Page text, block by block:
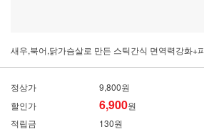
새우,북어,닭가슴살로 만든 스틱간식 면역력강화+
정상가
9,800원
할인가
6,900원
적립금
130원